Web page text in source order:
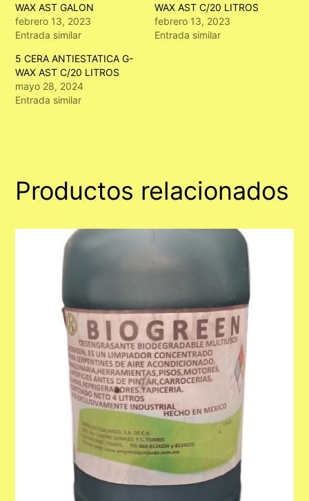
WAX AST GALON
febrero 13, 2023
Entrada similar
WAX AST C/20 LITROS
febrero 13, 2023
Entrada similar
5 CERA ANTIESTATICA G-
WAX AST C/20 LITROS
mayo 28, 2024
Entrada similar
Productos relacionados